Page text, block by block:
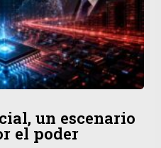
un escenario
el poder